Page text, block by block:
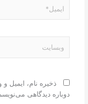
ذخیره نام، ایمیل
دوباره دیدگاهی